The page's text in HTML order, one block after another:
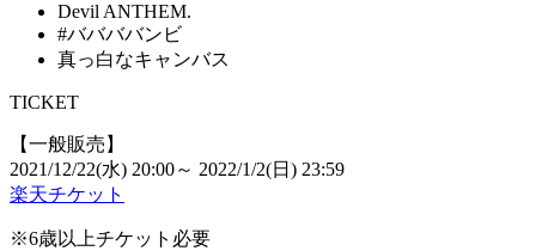
Devil ANTHEM.
#ババババンビ
真っ白なキャンバス
TICKET
【一般販売】
2021/12/22(水) 20:00～ 2022/1/2(日) 23:59
楽天チケット
※6歳以上チケット必要